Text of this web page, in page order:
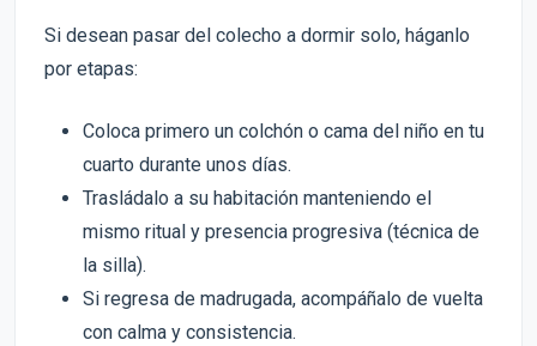
Si desean pasar del colecho a dormir solo, háganlo
por etapas:
Coloca primero un colchón o cama del niño en tu
cuarto durante unos días.
Trasládalo a su habitación manteniendo el
mismo ritual y presencia progresiva (técnica de
la silla).
Si regresa de madrugada, acompáñalo de vuelta
con calma y consistencia.